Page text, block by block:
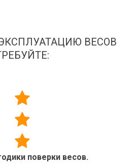
ВЕСОВ
поверки весов.